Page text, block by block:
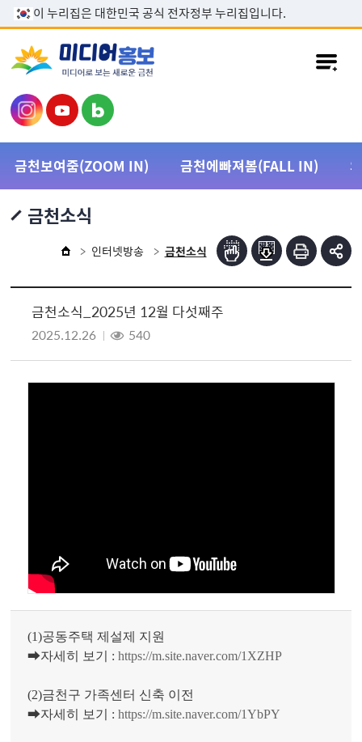
본문 바로가기
이 누리집은 대한민국 공식 전자정부 누리집입니다.
금천보여줌(ZOOM IN) 금천에빠져봄(FALL IN)
금천소식
인터넷방송 금천소식
금천소식_2025년 12월 다섯째주
2025.12.26 540
(1)공동주택 제설제 지원
➡자세히 보기 :https://m.site.naver.com/1XZHP
(2)금천구 가족센터 신축 이전
➡자세히 보기 :https://m.site.naver.com/1YbPY